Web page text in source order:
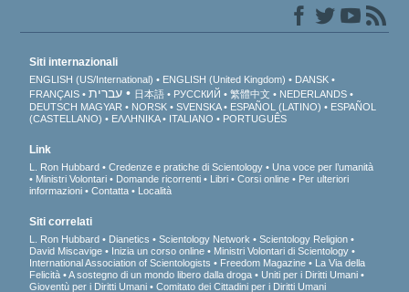
Siti internazionali
ENGLISH (US/International) ENGLISH (United Kingdom)
DANSK
FRANÇAIS
עברית 日本語 РУССКИЙ 繁體中文
NEDERLANDS
DEUTSCH MAGYAR NORSK SVENSKA ESPAÑOL (LATINO)
ESPAÑOL
(CASTELLANO)
ΕΛΛΗΝΙΚA ITALIANO PORTUGUÊS
Link
L. Ron Hubbard Credenze e pratiche di Scientology
Una voce per l’umanità
Ministri Volontari
Domande ricorrenti Libri Corsi online
Per ulteriori
informazioni
Contatta Località
Siti correlati
L. Ron Hubbard Dianetics Scientology Network
Scientology Religion
David Miscavige
Inizia un corso online
Ministri Volontari di Scientology
International Association of Scientologists
Freedom Magazine
La Via della
Felicità
A sostegno di un mondo libero dalla droga
Uniti per i Diritti Umani
Gioventù per i Diritti Umani
Comitato dei Cittadini per i Diritti Umani